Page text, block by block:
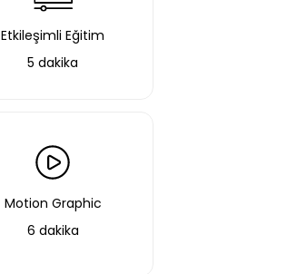
Etkileşimli Eğitim
5 dakika
Motion Graphic
6 dakika